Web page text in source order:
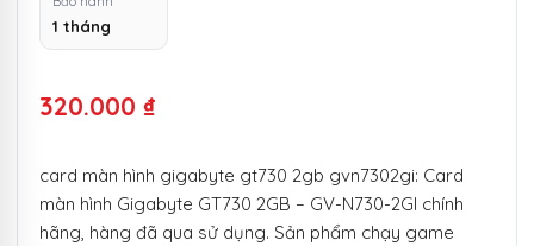
1 tháng
320.000 ₫
card màn hình gigabyte gt730 2gb gvn7302gi: Card
màn hình Gigabyte GT730 2GB – GV-N730-2GI chính
hãng, hàng đã qua sử dụng. Sản phẩm chạy game